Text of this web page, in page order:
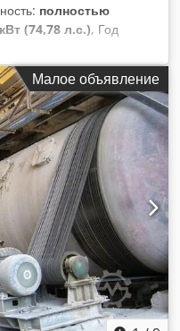
полностью
(74,78 л.с.), Год
для порошков и
принцип
Шаровая мельница
измельчения, широко
и производстве
измельчения различных
мелкодисперсного
между стальными
фабриках
подготовки материала
или выщелачиванию. В
равномерный
поверхность для
Малое объявление